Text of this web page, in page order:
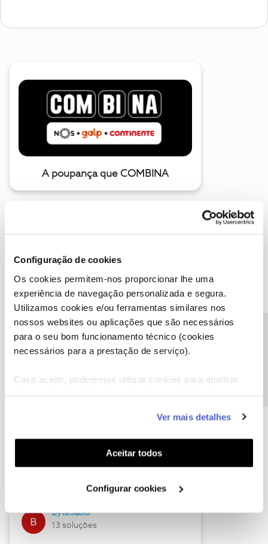
Configuração de cookies
Os cookies permitem-nos proporcionar lhe uma
experiência de navegação personalizada e segura.
Utilizamos cookies e/ou ferramentas similares nos
nossos websites ou aplicações que são necessários
para o seu bom funcionamento técnico (cookies
necessários para a prestação de serviço).
Caso aceite, poderemos utilizar cookies para analisar
funcionalidades (cookies de personalização e
funcionalidade) e adaptar anúncios aos seus interesses
(cookies de publicidade personalizada). Pode gerir a
utilização dos cookies clicando em "Configurar
Ver mais detalhes
Aceitar todos
Configurar cookies
A poupança que COMBINA
Descubra as novidades de julho
Hall of Fame de julho
17 soluções
ByteSábio
13 soluções